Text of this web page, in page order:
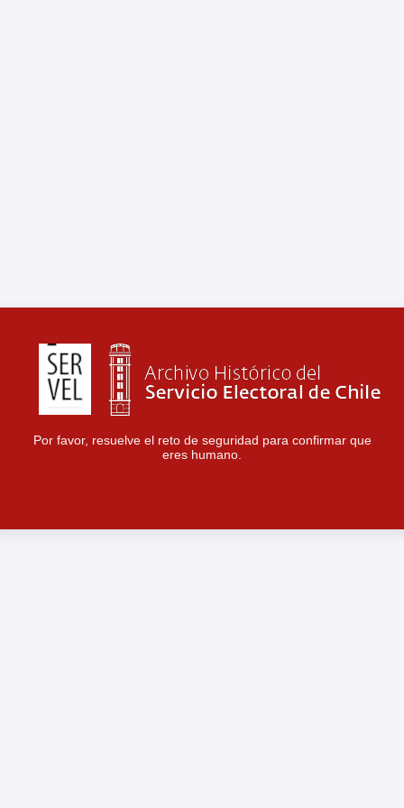
Por favor, resuelve el reto de seguridad para confirmar que
eres humano.